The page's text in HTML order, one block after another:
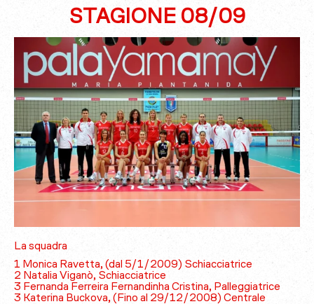
STAGIONE 08/09
La squadra
1 Monica Ravetta, (dal 5/1/2009) Schiacciatrice
2 Natalia Viganò, Schiacciatrice
3 Fernanda Ferreira Fernandinha Cristina, Palleggiatrice
3 Katerina Buckova, (Fino al 29/12/2008) Centrale